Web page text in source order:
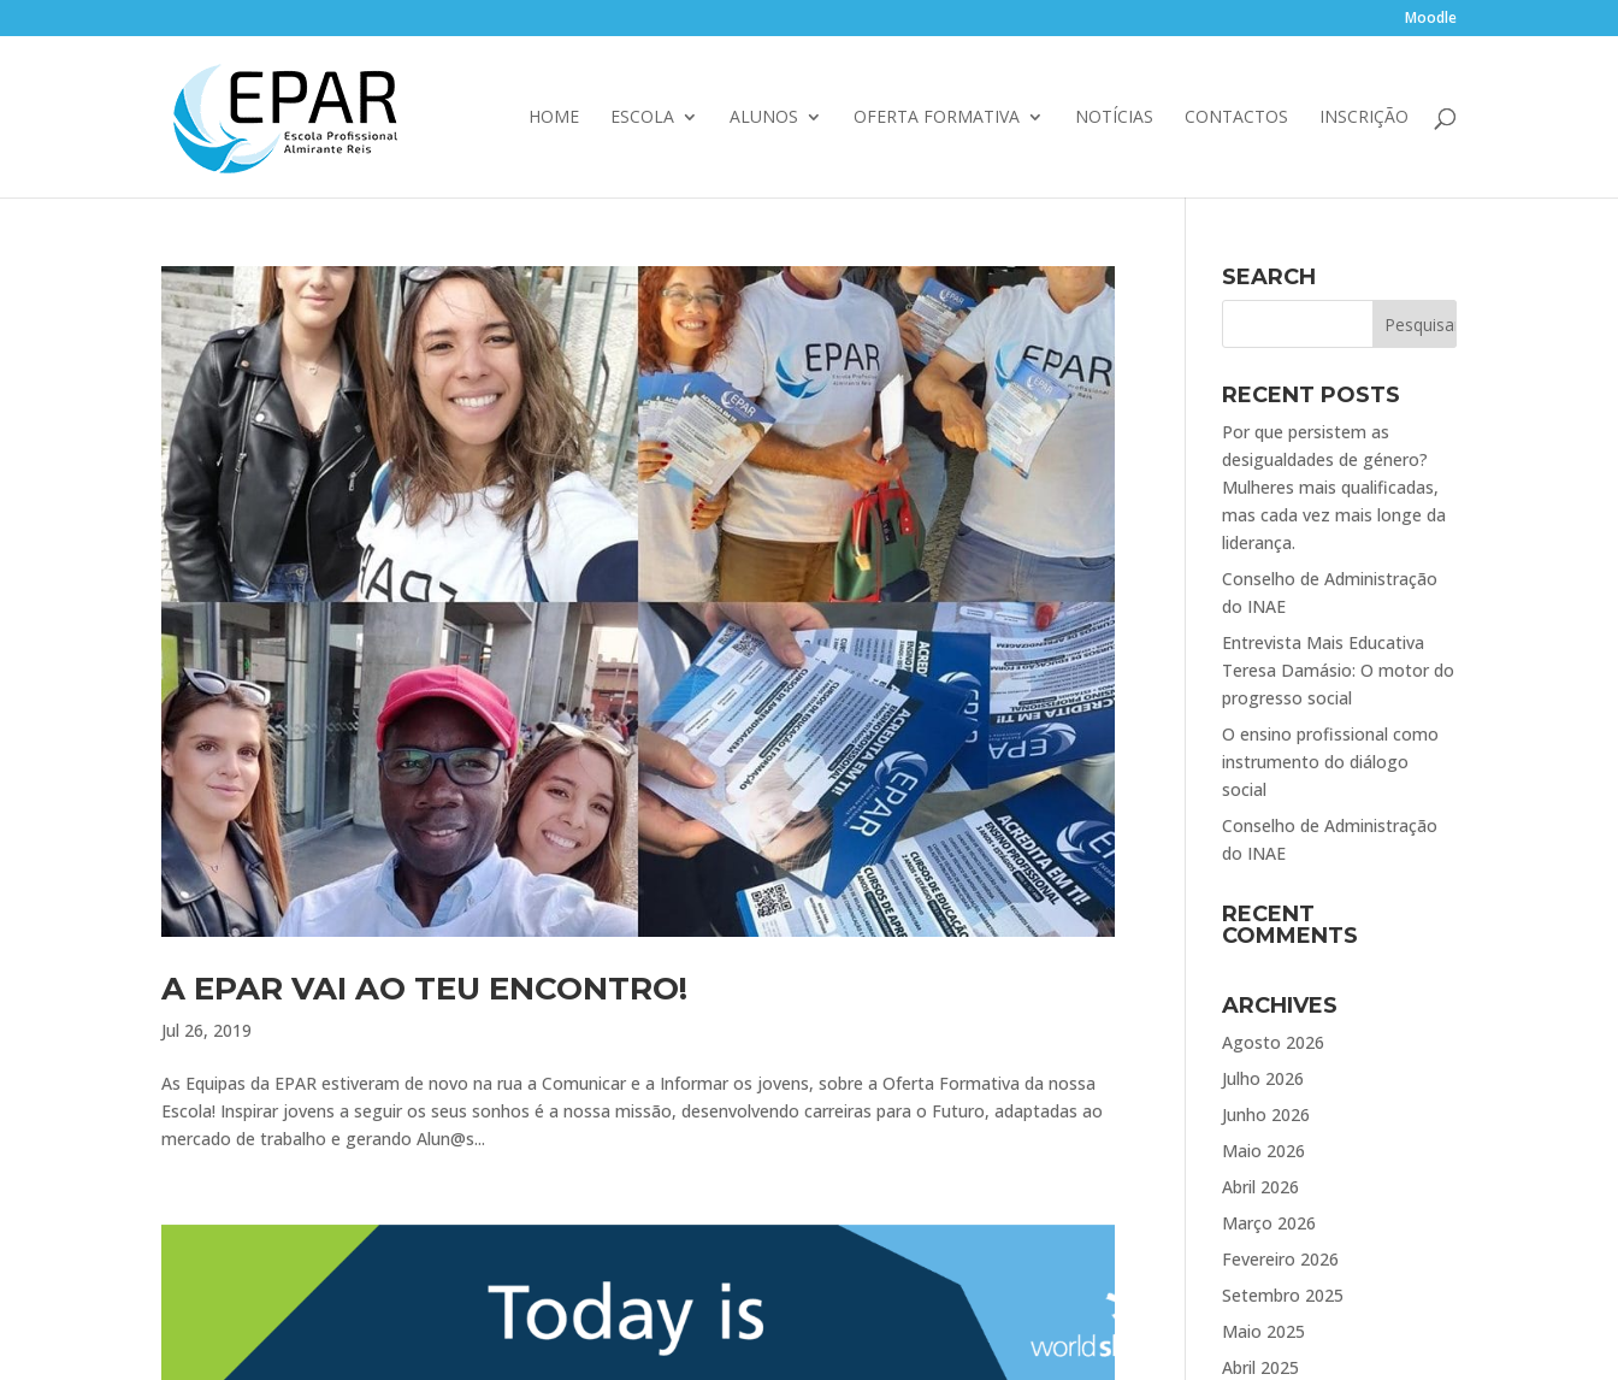
Moodle
HOME ESCOLA ALUNOS OFERTA FORMATIVA NOTÍCIAS CONTACTOS INSCRIÇÃO
A EPAR VAI AO TEU ENCONTRO!
Jul 26, 2019
As Equipas da EPAR estiveram de novo na rua a Comunicar e a Informar os jovens, sobre a Oferta Formativa da nossa
Escola! Inspirar jovens a seguir os seus sonhos é a nossa missão, desenvolvendo carreiras para o Futuro, adaptadas ao
mercado de trabalho e gerando Alun@s...
SEARCH
RECENT POSTS
Por que persistem as
desigualdades de género?
Mulheres mais qualificadas,
mas cada vez mais longe da
liderança.
Conselho de Administração
do INAE
Entrevista Mais Educativa
Teresa Damásio: O motor do
progresso social
O ensino profissional como
instrumento do diálogo
social
Conselho de Administração
do INAE
RECENT
COMMENTS
ARCHIVES
Agosto 2026
Julho 2026
Junho 2026
Maio 2026
Abril 2026
Março 2026
Fevereiro 2026
Setembro 2025
Maio 2025
Abril 2025